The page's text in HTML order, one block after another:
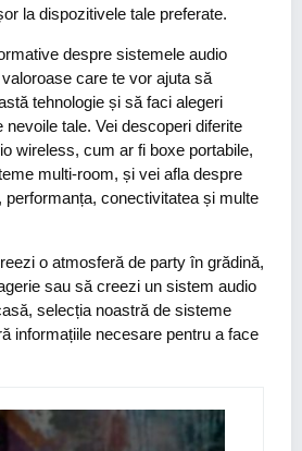
la dispozitivele tale preferate.
despre sistemele audio
care te vor ajuta să
tehnologie și să faci alegeri
nevoile tale. Vei descoperi diferite
wireless, cum ar fi boxe portabile,
multi-room, și vei afla despre
conectivitatea și multe
o atmosferă de party în grădină,
sau să creezi un sistem audio
selecția noastră de sisteme
informațiile necesare pentru a face